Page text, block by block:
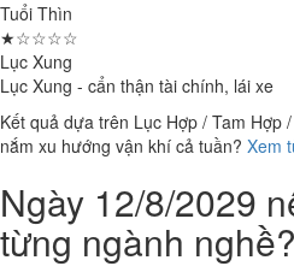
Tuổi Thìn
★☆☆☆☆
Lục Xung
Lục Xung - cẩn thận tài chính, lái xe
Kết quả dựa trên Lục Hợp / Tam Hợp
nắm xu hướng vận khí cả tuần? Xem
Ngày 12/8/2029
từng ngành nghề?